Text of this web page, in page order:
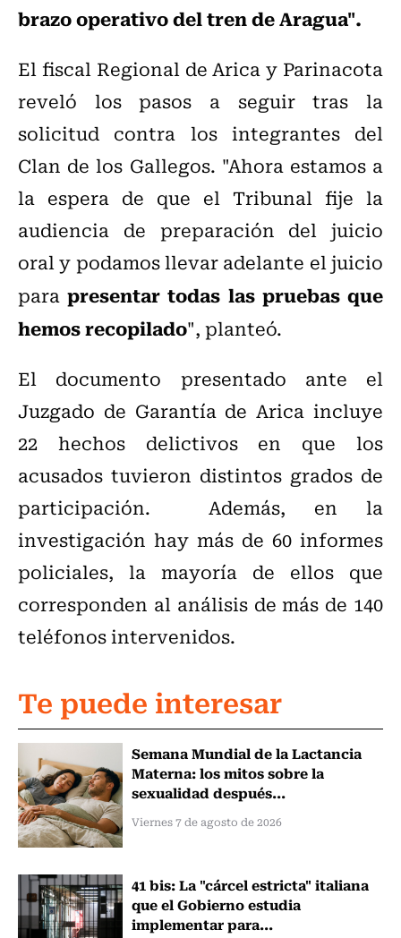
brazo operativo del tren de Aragua".
El fiscal Regional de Arica y Parinacota
reveló los pasos a seguir tras la
solicitud contra los integrantes del
Clan de los Gallegos. "Ahora estamos a
la espera de que el Tribunal fije la
audiencia de preparación del juicio
oral y podamos llevar adelante el juicio
parapresentar todas las pruebas que
hemos recopilado", planteó.
El documento presentado ante el
Juzgado de Garantía de Arica incluye
22 hechos delictivos en que los
acusados tuvieron distintos grados de
participación. Además, en la
investigación hay más de 60 informes
policiales, la mayoría de ellos que
corresponden al análisis de más de 140
teléfonos intervenidos.
Te puede interesar
Semana Mundial de la Lactancia
Materna: los mitos sobre la
sexualidad después...
Viernes 7 de agosto de 2026
41 bis: La "cárcel estricta" italiana
que el Gobierno estudia
implementar para...